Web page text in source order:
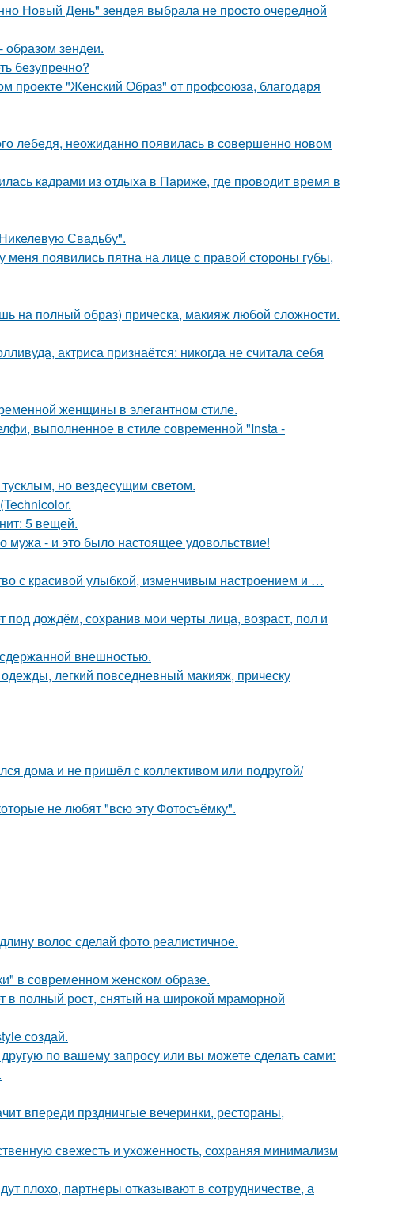
Новый День" зендея выбрала не просто очередной
зендеи.
безупречно?
проекте "Женский Образ" от профсоюза, благодаря
лебедя, неожиданно появилась в совершенно новом
кадрами из отдыха в Париже, где проводит время в
Свадьбу".
меня появились пятна на лице с правой стороны губы,
на полный образ) прическа, макияж любой сложности.
актриса признаётся: никогда не считала себя
женщины в элегантном стиле.
выполненное в стиле современной "Insta -
но вездесущим светом.
5 вещей.
- и это было настоящее удовольствие!
с красивой улыбкой, изменчивым настроением и …
дождём, сохранив мои черты лица, возраст, пол и
внешностью.
легкий повседневный макияж, прическу
дома и не пришёл с коллективом или подругой/
не любят "всю эту Фотосъёмку".
волос сделай фото реалистичное.
в современном женском образе.
в полный рост, снятый на широкой мраморной
создай.
по вашему запросу или вы можете сделать сами:
впереди прздничгые вечеринки, рестораны,
свежесть и ухоженность, сохраняя минимализм
плохо, партнеры отказывают в сотрудничестве, а